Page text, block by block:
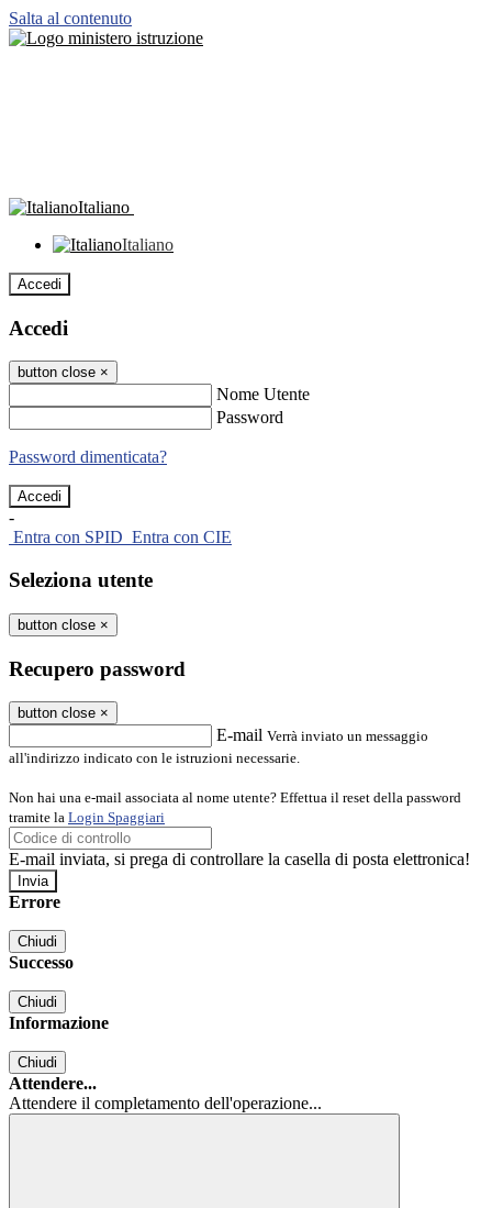
Salta al contenuto
Italiano
Italiano
Accedi
Accedi
button close ×
Nome Utente
Password
Password dimenticata?
-
Entra con SPID Entra con CIE
Seleziona utente
button close ×
Recupero password
button close ×
E-mail Verrà inviato un messaggio
all'indirizzo indicato con le istruzioni necessarie.
Non hai una e-mail associata al nome utente? Effettua il reset della password
tramite la Login Spaggiari
E-mail inviata, si prega di controllare la casella di posta elettronica!
Errore
Chiudi
Successo
Chiudi
Informazione
Chiudi
Attendere...
Attendere il completamento dell'operazione...